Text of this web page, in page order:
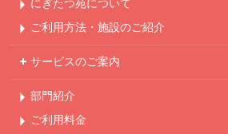
にぎたつ苑について
ご利用方法・ 施設のご紹介
サービスのご案内
部門紹介
ご利用料金